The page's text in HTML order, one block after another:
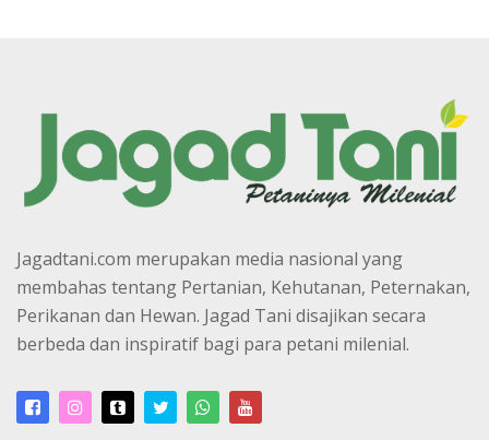
Jagadtani.com merupakan media nasional yang
membahas tentang Pertanian, Kehutanan, Peternakan,
Perikanan dan Hewan. Jagad Tani disajikan secara
berbeda dan inspiratif bagi para petani milenial.